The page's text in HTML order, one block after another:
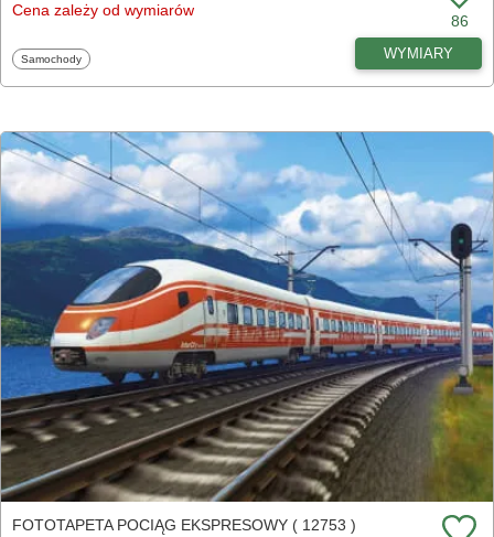
Cena zależy od wymiarów
86
Fototapety
Samochody WYMIARY
FOTOTAPETA POCIĄG EKSPRESOWY ( 12753 )